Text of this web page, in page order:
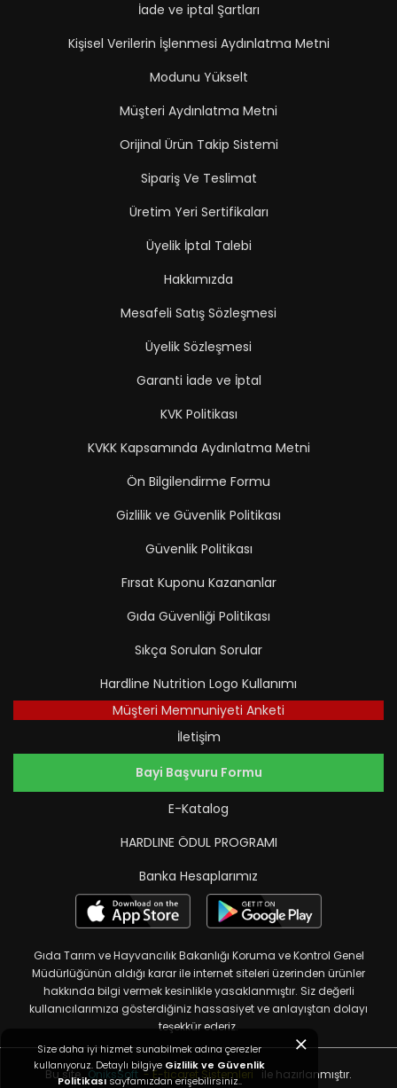
Size daha iyi hizmet sunabilmek adına çerezler
kullanıyoruz. Detaylı bilgiye Gizlilik ve Güvenlik
Politikasısayfamızdan erişebilirsiniz..
İade ve iptal Şartları
Kişisel Verilerin İşlenmesi Aydınlatma Metni
Modunu Yükselt
Müşteri Aydınlatma Metni
Orijinal Ürün Takip Sistemi
Sipariş Ve Teslimat
Üretim Yeri Sertifikaları
Üyelik İptal Talebi
Hakkımızda
Mesafeli Satış Sözleşmesi
Üyelik Sözleşmesi
Garanti İade ve İptal
KVK Politikası
KVKK Kapsamında Aydınlatma Metni
Ön Bilgilendirme Formu
Gizlilik ve Güvenlik Politikası
Güvenlik Politikası
Fırsat Kuponu Kazananlar
Gıda Güvenliği Politikası
Sıkça Sorulan Sorular
Hardline Nutrition Logo Kullanımı
Müşteri Memnuniyeti Anketi
İletişim
Bayi Başvuru Formu
E-Katalog
HARDLINE ÖDUL PROGRAMI
Banka Hesaplarımız
Gıda Tarım ve Hayvancılık Bakanlığı Koruma ve Kontrol Genel
Müdürlüğünün aldığı karar ile internet siteleri üzerinden ürünler
hakkında bilgi vermek kesinlikle yasaklanmıştır. Siz değerli
kullanıcılarımıza gösterdiğiniz hassasiyet ve anlayıştan dolayı
teşekkür ederiz.
Bu site, OniksSoft - E-ticaret Sistemleri ile hazırlanmıştır.